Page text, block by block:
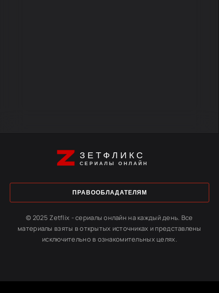
ЗЕТФЛИКС
СЕРИАЛЫ ОНЛАЙН
ПРАВООБЛАДАТЕЛЯМ
© 2025 Zetflix - сериалы онлайн на каждый день. Все
материалы взяты в открытых источниках и представлены
исключительно в ознакомительных целях.